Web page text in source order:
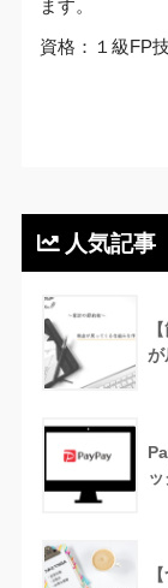
ます。
資格：１級FP
人気記事
が